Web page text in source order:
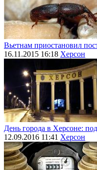
Вьетнам приостановил
16.11.2015 16:18 Херсон
День города в Херсоне:
12.09.2016 11:41 Херсон